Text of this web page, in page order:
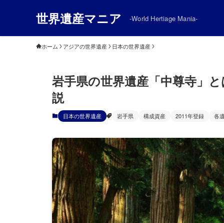
世界遺産マニア -World Hertiage Mania-
ホーム アジアの世界遺産 日本の世界遺産
岩手県の世界遺産「中尊寺」
説
日本の世界遺産 岩手県 構成資産 2011年登録 各